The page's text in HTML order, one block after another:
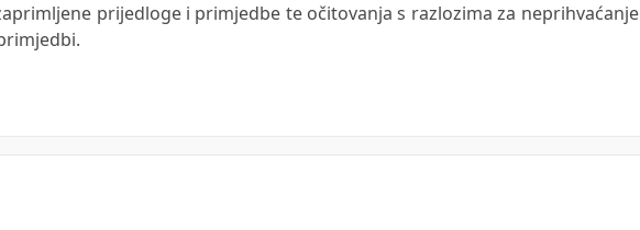
prijedloge i primjedbe te očitovanja s razlozima za neprihvaćanje